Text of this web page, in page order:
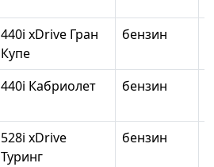
440i xDrive Гран
Купе
бензин
440i Кабриолет бензин
528i xDrive
Туринг
бензин